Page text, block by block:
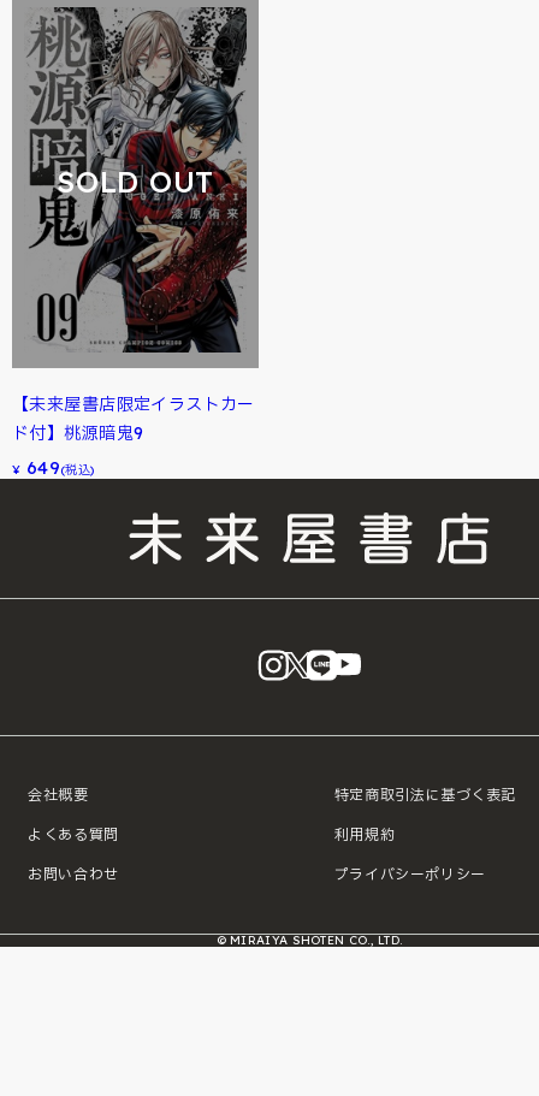
SOLD OUT
【未来屋書店限定イラストカー
ド付】桃源暗鬼9
¥ 649(税込)
instagram
X LINE
会社概要
よくある質問
お問い合わせ
特定商取引法に基づく表記
利用規約
プライバシーポリシー
© MIRAIYA SHOTEN CO., LTD.